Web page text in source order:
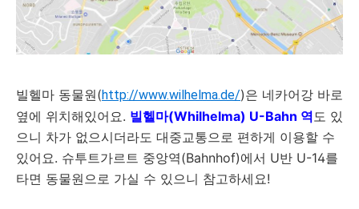
빌헬마 동물원(http://www.wilhelma.de/)은 네카어강 바로
옆에 위치해있어요. 빌헬마(Whilhelma) U-Bahn 역 도 있
으니 차가 없으시더라도 대중교통으로 편하게 이용할 수
있어요. 슈투트가르트 중앙역(Bahnhof)에서 U반 U-14를
타면 동물원으로 가실 수 있으니 참고하세요!